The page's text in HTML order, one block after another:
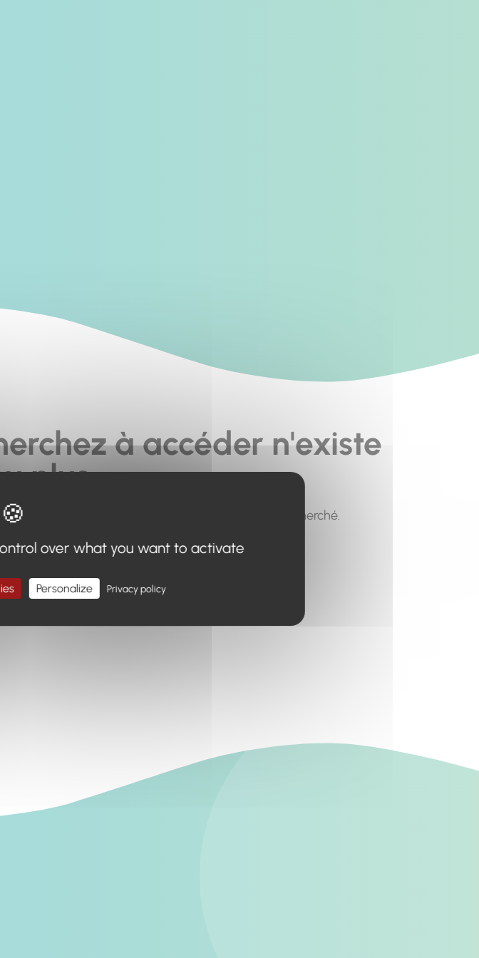
à accéder n'existe
plus.
ou à utiliser le menu pour trouver le contenu recherché.
l'accueilover what you want to activate
Personalize Privacy policy